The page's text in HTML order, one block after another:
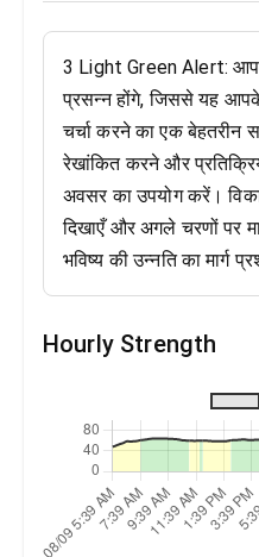
3 Light Green Alert:
प्रसन्न होंगे, जिससे यह
चर्चा करने का एक बेहतरीन
रेखांकित करने और
अवसर का उपयोग करें।
दिखाएँ और अगले चरणों पर
भविष्य की उन्नति का मार्ग
Hourly Strength